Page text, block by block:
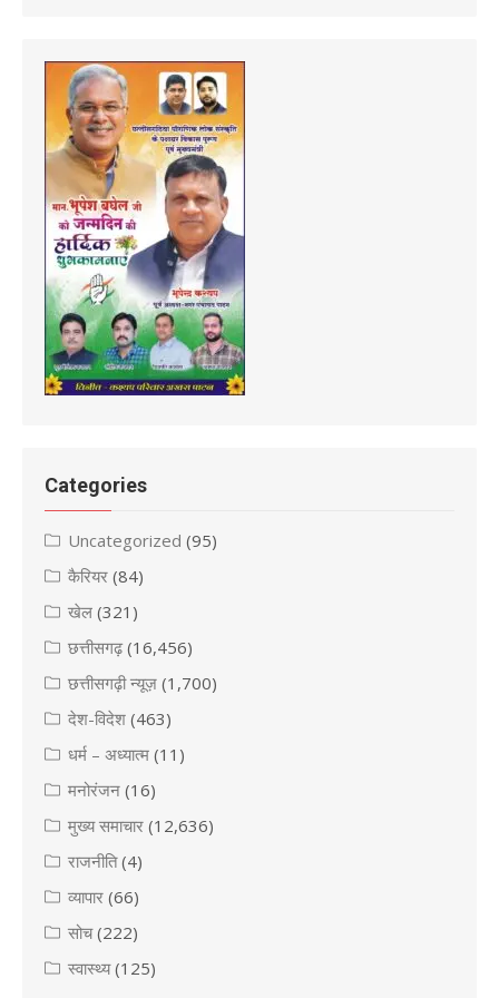
Categories
Uncategorized (95)
कैरियर (84)
खेल (321)
छत्तीसगढ़(16,456)
छत्तीसगढ़ी न्यूज़ (1,700)
देश-विदेश (463)
धर्म – अध्यात्म (11)
मनोरंजन (16)
मुख्य समाचार (12,636)
राजनीति(4)
व्यापार (66)
सोच(222)
स्वास्थ्य(125)